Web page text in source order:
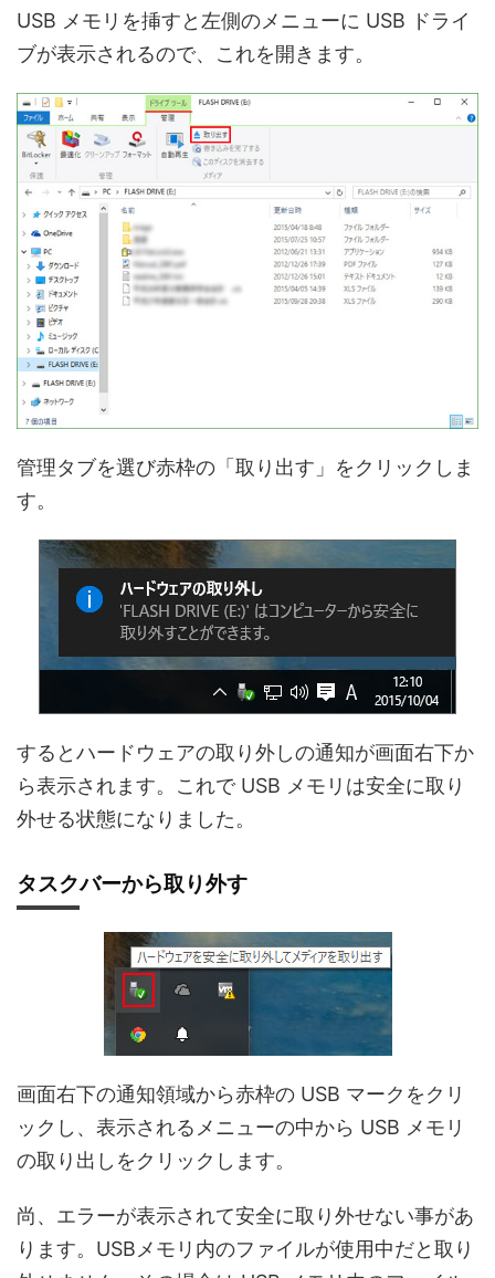
USB メモリを挿すと左側のメニューに USB ドライ
ブが表示されるので、これを開きます。
管理タブを選び赤枠の「取り出す」をクリックしま
す。
するとハードウェアの取り外しの通知が画面右下か
ら表示されます。これで USB メモリは安全に取り
外せる状態になりました。
タスクバーから取り外す
画面右下の通知領域から赤枠の USB マークをクリ
ックし、表示されるメニューの中から USB メモリ
の取り出しをクリックします。
尚、エラーが表示されて安全に取り外せない事があ
ります。USBメモリ内のファイルが使用中だと取り